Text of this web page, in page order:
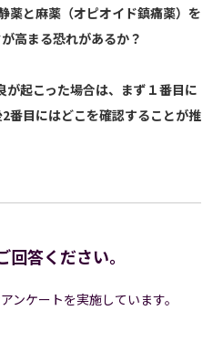
薬と麻薬（オピオイド鎮痛薬）を
高まる恐れがあるか？
起こった場合は、まず１番目に
番目にはどこを確認することが推
回答ください。
ンケートを実施しています。